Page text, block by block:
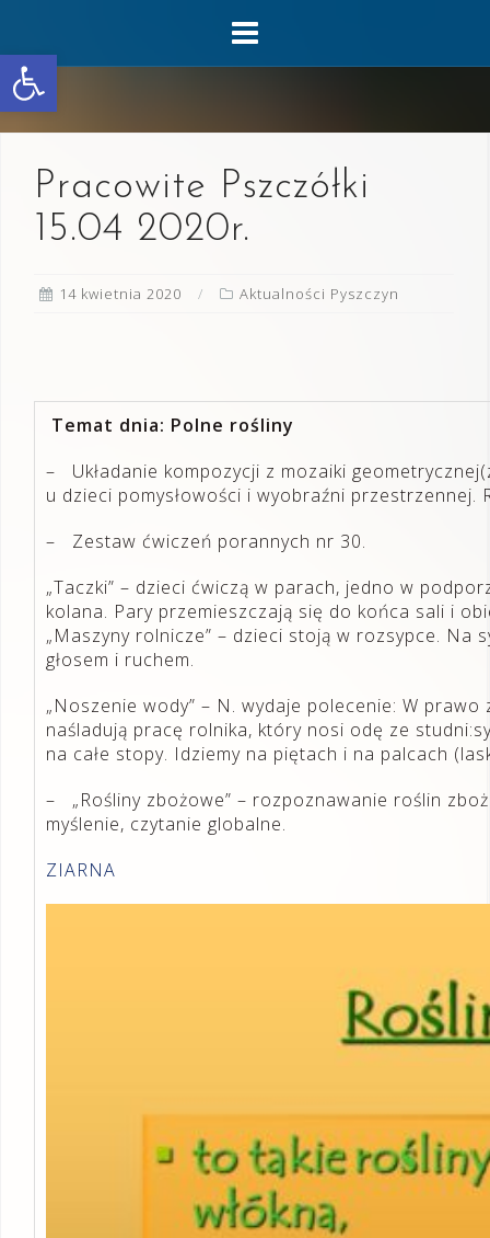
Otwórz pasek narzędzi
content
Pracowite Pszczółki
15.04 2020r.
14 kwietnia 2020 Aktualności Pyszczyn
Temat dnia: Polne rośliny
– Układanie kompozycji z mozaiki
u dzieci pomysłowości i wyobraźni
– Zestaw ćwiczeń porannych nr 30.
„Taczki” – dzieci ćwiczą w parach, jedno w
kolana. Pary przemieszczają się do końca sali i
„Maszyny rolnicze” – dzieci stoją w rozsypce. Na
głosem i ruchem.
„Noszenie wody” – N. wydaje polecenie: W
naśladują pracę rolnika, który nosi odę ze
na całe stopy. Idziemy na piętach i na palcach
– „Rośliny zbożowe” – rozpoznawanie roślin
myślenie, czytanie globalne.
ZIARNA